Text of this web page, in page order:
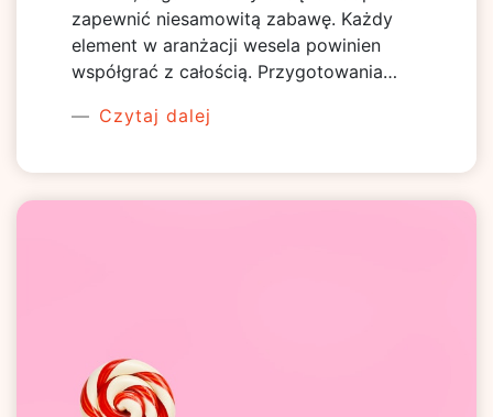
zapewnić niesamowitą zabawę. Każdy
element w aranżacji wesela powinien
współgrać z całością. Przygotowania…
Czytaj dalej